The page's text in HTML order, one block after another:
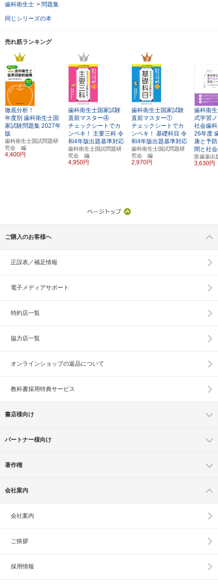
歯科衛生士 > 問題集
同じシリーズの本
売れ筋ランキング
徹底分析！
年度別 歯科衛生士国
家試験問題集 2027年
版
歯科衛生士国試問題研
究会 編
4,400円
歯科衛生士国家試験
直前マスター④
チェックシートでカ
ンペキ！
主要三科 令
和4年版出題基準対応
歯科衛生士国試問題研
究会 編
4,950円
歯科衛生士国家試験
直前マスター①
チェックシートでカ
ンペキ！ 基礎科目 令
和4年版出題基準対応
歯科衛生士国試問題研
究会 編
2,970円
歯科衛
式学習
社会歯
26年度
康と予
間と社
医歯薬
3,630円
ご購入のお客様へ
正誤表／補足情報
電子メディアサポート
特約店一覧
協力店一覧
オンラインショップの返品について
教科書採用特典サービス
書店様向け
パートナー様向け
著作権
会社案内
会社案内
ご挨拶
採用情報